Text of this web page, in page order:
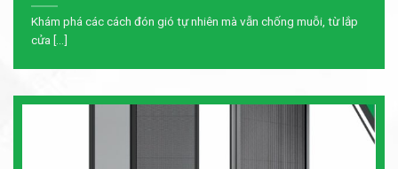
Khám phá các cách đón gió tự nhiên mà vẫn chống muỗi, từ lắp
cửa [...]